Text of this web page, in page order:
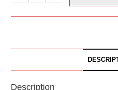
Description